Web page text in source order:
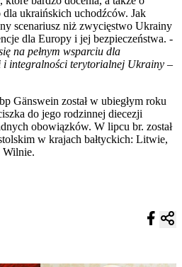
ukraińskich uchodźców. Jak
scenariusz niż zwycięstwo Ukrainy
dla Europy i jej bezpieczeństwa. -
na pełnym wsparciu dla
i integralności terytorialnej Ukrainy –
Gänswein został w ubiegłym roku
do jego rodzinnej diecezji
obowiązków. W lipcu br. został
w krajach bałtyckich: Litwie,
Wilnie.